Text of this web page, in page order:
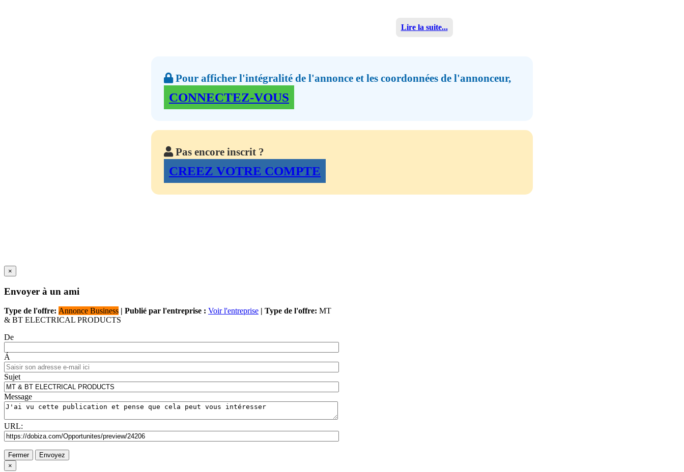
Lire la suite...
Pour afficher l'intégralité de l'annonce et les coordonnées de l'annonceur,
CONNECTEZ-VOUS
Pas encore inscrit ?
CREEZ VOTRE COMPTE
×
Envoyer à un ami
Type de l'offre: Annonce Business | Publié par l'entreprise : Voir l'entreprise | Type de l'offre: MT
& BT ELECTRICAL PRODUCTS
De
Á
Sujet
Message
URL:
Fermer
Envoyez
×